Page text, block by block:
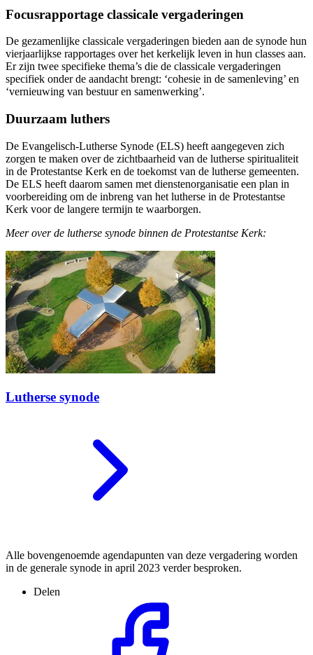
Focusrapportage classicale vergaderingen
De gezamenlijke classicale vergaderingen bieden aan de synode hun
vierjaarlijkse rapportages over het kerkelijk leven in hun classes aan.
Er zijn twee specifieke thema’s die de classicale vergaderingen
specifiek onder de aandacht brengt: ‘cohesie in de samenleving’ en
‘vernieuwing van bestuur en samenwerking’.
Duurzaam luthers
De Evangelisch-Lutherse Synode (ELS) heeft aangegeven zich
zorgen te maken over de zichtbaarheid van de lutherse spiritualiteit
in de Protestantse Kerk en de toekomst van de lutherse gemeenten.
De ELS heeft daarom samen met dienstenorganisatie een plan in
voorbereiding om de inbreng van het lutherse in de Protestantse
Kerk voor de langere termijn te waarborgen.
Meer over de lutherse synode binnen de Protestantse Kerk:
Lutherse synode
Alle bovengenoemde agendapunten van deze vergadering worden
in de generale synode in april 2023 verder besproken.
Delen